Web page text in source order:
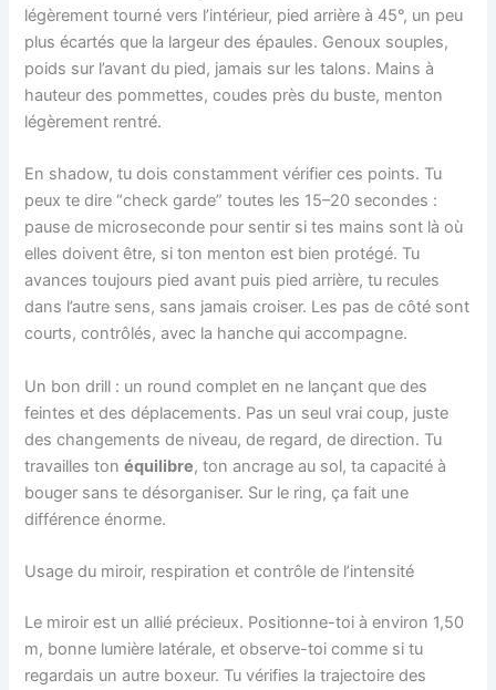
légèrement tourné vers l’intérieur, pied arrière à 45°, un peu
plus écartés que la largeur des épaules. Genoux souples,
poids sur l’avant du pied, jamais sur les talons. Mains à
hauteur des pommettes, coudes près du buste, menton
légèrement rentré.
En shadow, tu dois constamment vérifier ces points. Tu
peux te dire “check garde” toutes les 15–20 secondes :
pause de microseconde pour sentir si tes mains sont là où
elles doivent être, si ton menton est bien protégé. Tu
avances toujours pied avant puis pied arrière, tu recules
dans l’autre sens, sans jamais croiser. Les pas de côté sont
courts, contrôlés, avec la hanche qui accompagne.
Un bon drill : un round complet en ne lançant que des
feintes et des déplacements. Pas un seul vrai coup, juste
des changements de niveau, de regard, de direction. Tu
travailles tonéquilibre, ton ancrage au sol, ta capacité à
bouger sans te désorganiser. Sur le ring, ça fait une
différence énorme.
Usage du miroir, respiration et contrôle de l’intensité
Le miroir est un allié précieux. Positionne-toi à environ 1,50
m, bonne lumière latérale, et observe-toi comme si tu
regardais un autre boxeur. Tu vérifies la trajectoire des